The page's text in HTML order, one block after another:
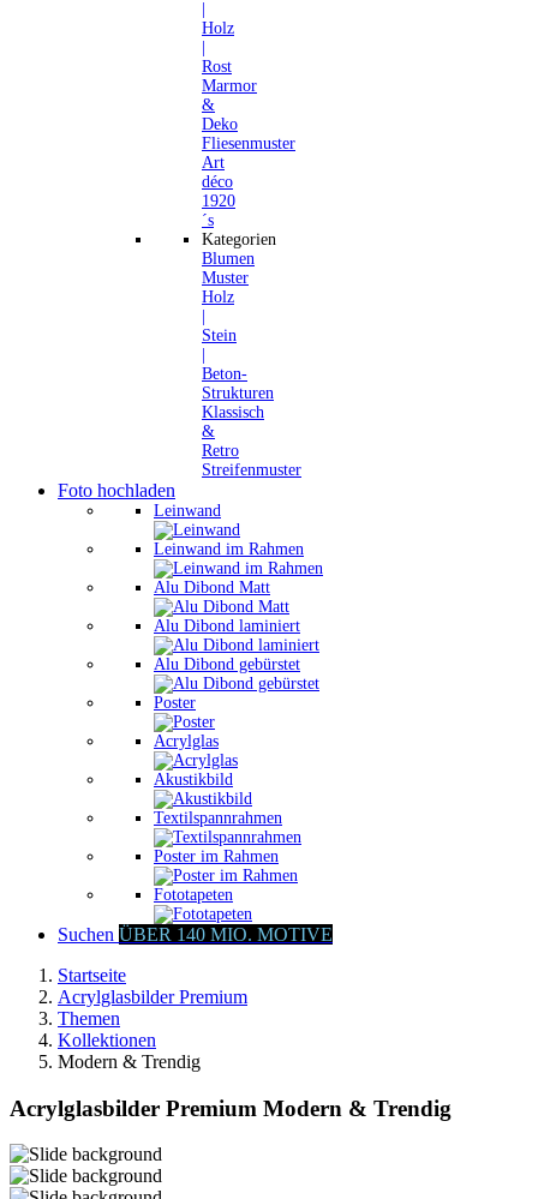
Holz
Rost
Marmor
&
Deko
Fliesenmuster
Art
déco
1920
´s
Kategorien
Blumen
Muster
Holz
Stein
Beton-
Strukturen
Klassisch
&
Retro
Streifenmuster
Foto hochladen
Leinwand
Leinwand im Rahmen
Alu Dibond Matt
Alu Dibond laminiert
Alu Dibond gebürstet
Poster
Acrylglas
Akustikbild
Textilspannrahmen
Poster im Rahmen
Fototapeten
Suchen ÜBER 140 MIO. MOTIVE
Startseite
Acrylglasbilder Premium
Themen
Kollektionen
Modern & Trendig
Acrylglasbilder Premium Modern & Trendig